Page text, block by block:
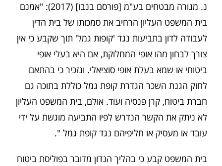
נ. מנורה מבטחים בע"מ [פורסם בנבו] (2017): "אמנם
בית המשפט העליון הרחיב את סמכותו של בית הדין
לעבודה לדון בתביעות נגד 'קופות גמל' תוך שקבע כי אין
צורך לבחון מהו אופי המחלוקת, אם היא בעלי אופי
ביטוחי או שמא בעלת אופי סוציאלי. ונזכיר כי בהתאם
לחוק הגנת השכר הגדרת קופת גמל כוללת בתוכה גם
חברת ביטוח, קרן פנסיה ועוד. אולם, בית המשפט העליון
לא ניתק את הקשר הנדרש לפיו התביעה מוגשת על ידי
עובד או מעסיק או חליפיהם נגד קופת גמל ".
בית המשפט קבע כי בהליך הנדון מדובר בפוליסת ביטוח